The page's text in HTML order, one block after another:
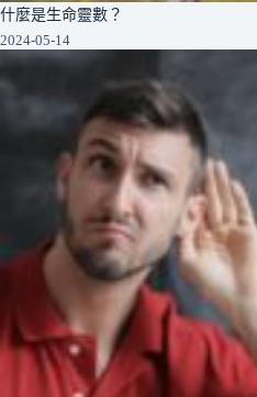
什麼是生命靈數？
2024-05-14